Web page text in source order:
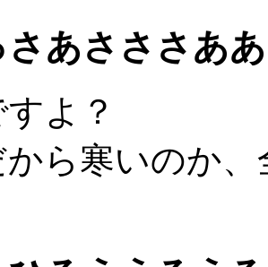
さあさささあ
よ？
ら寒いのか